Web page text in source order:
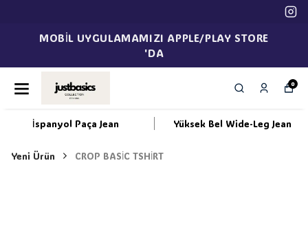
MOBİL UYGULAMAMIZI APPLE/PLAY STORE
'DA
0
İspanyol Paça Jean Yüksek Bel Wide-Leg Jean
Yeni Ürün CROP BASİC TSHİRT